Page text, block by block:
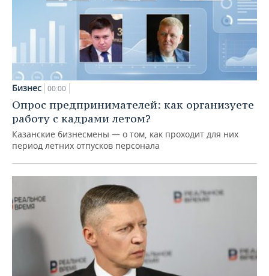
Бизнес 00:00
Опрос предпринимателей: как организуете
работу с кадрами летом?
Казанские бизнесмены — о том, как проходит для них
период летних отпусков персонала